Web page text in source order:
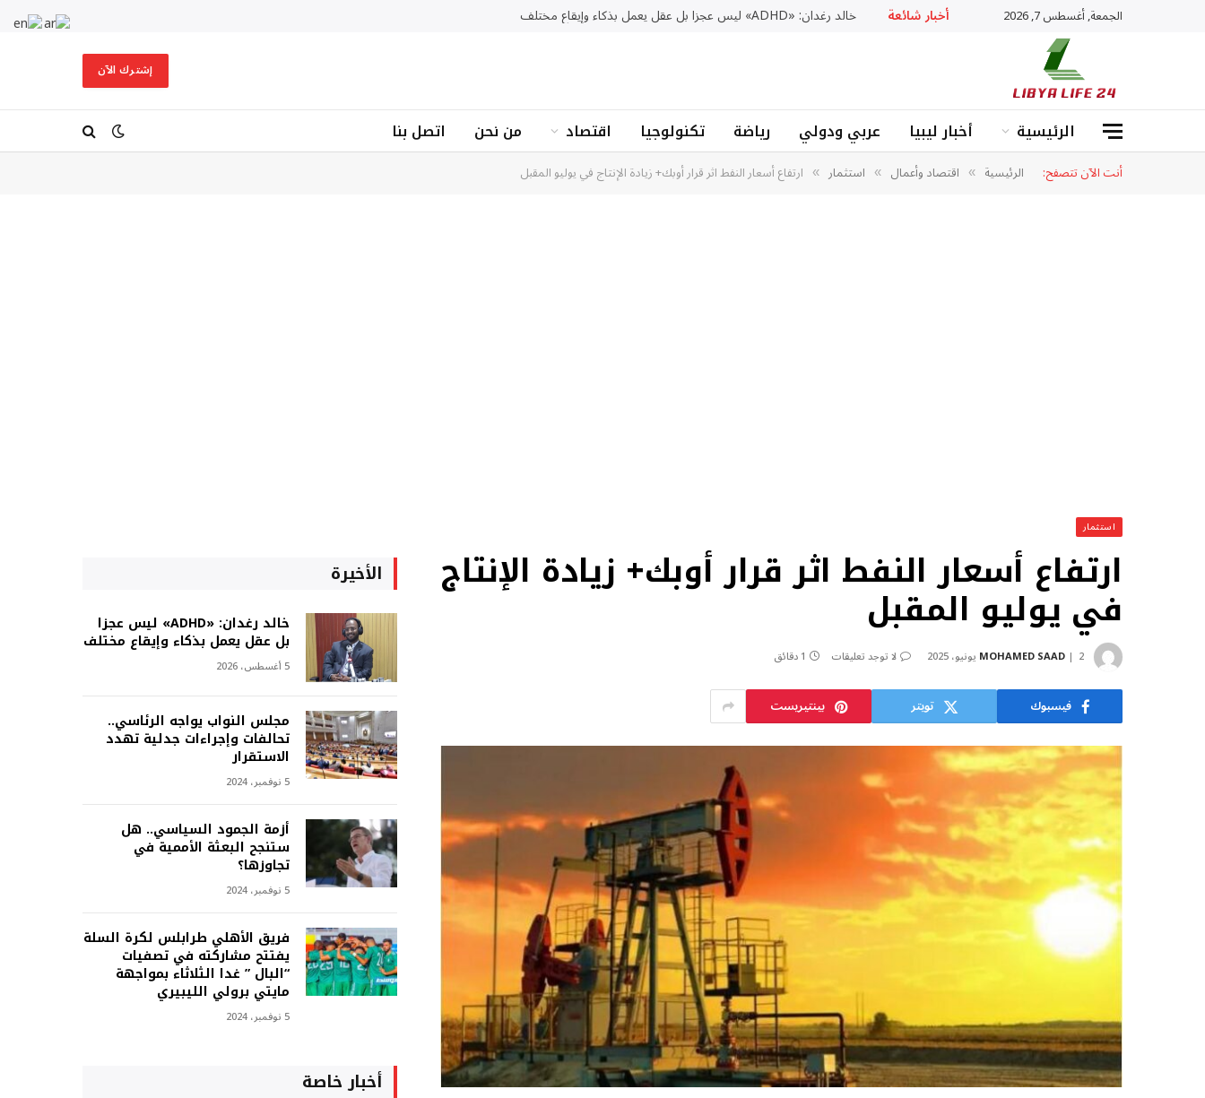
الجمعة, أغسطس 7, 2026 أخبار شائعة خالد رغدان: «ADHD» ليس عجزا بل عقل يعمل بذكاء وإيقاع مختلف
إشترك الآن
الرئيسية أخبار ليبيا عربي ودولي رياضة تكنولوجيا اقتصاد من نحن اتصل بنا
أنت الآن تتصفح: الرئيسية » اقتصاد وأعمال » استثمار » ارتفاع أسعار النفط اثر قرار أوبك+ زيادة الإنتاج في يوليو المقبل
استثمار
ارتفاع أسعار النفط اثر قرار أوبك+ زيادة الإنتاج
في يوليو المقبل
MOHAMED SAAD 2 يونيو، 2025 لا توجد تعليقات 1 دقائق
فيسبوك تويتر بينتيريست
الأخيرة
خالد رغدان: «ADHD» ليس عجزا
بل عقل يعمل بذكاء وإيقاع مختلف
5 أغسطس، 2026
مجلس النواب يواجه الرئاسي..
تحالفات وإجراءات جدلية تهدد
الاستقرار
5 نوفمبر، 2024
أزمة الجمود السياسي.. هل
ستنجح البعثة الأممية في
تجاوزها؟
5 نوفمبر، 2024
فريق الأهلي طرابلس لكرة السلة
يفتتح مشاركته في تصفيات
“البال ” غدا الثلاثاء بمواجهة
مايتي برولي الليبيري
5 نوفمبر، 2024
أخبار خاصة